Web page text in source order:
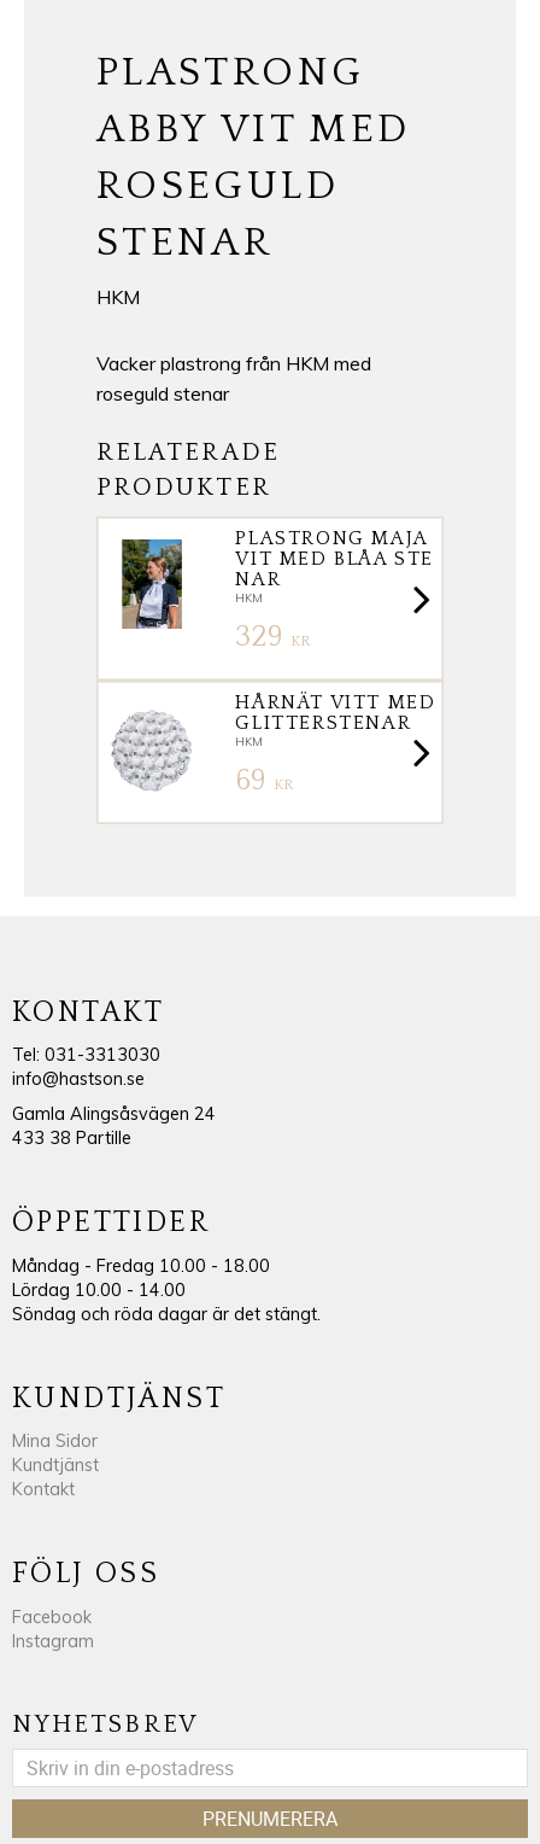
PLASTRONG
ABBY VIT MED
ROSEGULD
STENAR
HKM
Vacker plastrong från HKM med
roseguld stenar
RELATERADE
PRODUKTER
PLASTRONG MAJA
VIT MED BLÅA STE
NAR
HKM
329 KR
HÅRNÄT VITT MED
GLITTERSTENAR
HKM
69 KR
KONTAKT
Tel: 031-3313030
info@hastson.se
Gamla Alingsåsvägen 24
433 38 Partille
ÖPPETTIDER
Måndag - Fredag 10.00 - 18.00
Lördag 10.00 - 14.00
Söndag och röda dagar är det stängt.
KUNDTJÄNST
Mina Sidor
Kundtjänst
Kontakt
FÖLJ OSS
Facebook
Instagram
NYHETSBREV
PRENUMERERA